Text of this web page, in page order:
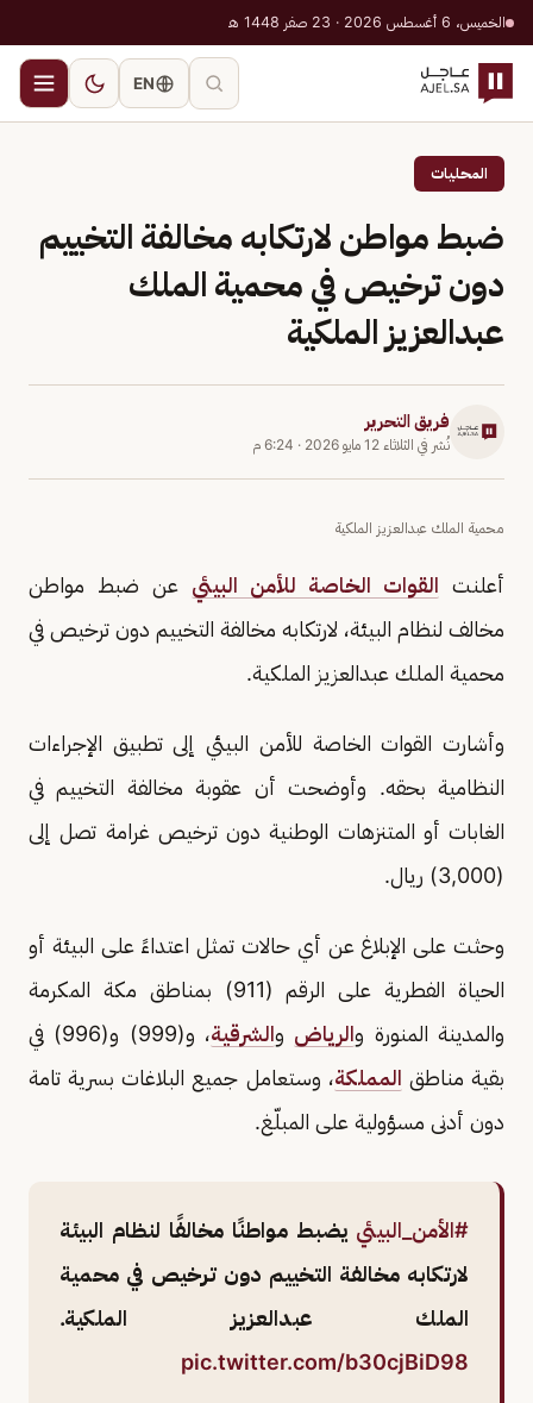
الخميس، 6 أغسطس 2026 · 23 صفر 1448 هـ
EN
المحليات
ضبط مواطن لارتكابه مخالفة التخييم
دون ترخيص في محمية الملك
عبدالعزيز الملكية
فريق التحرير
نُشر في الثلاثاء 12 مايو 2026 · 6:24 م
محمية الملك عبدالعزيز الملكية
أعلنت القوات الخاصة للأمن البيئي عن ضبط مواطن
مخالف لنظام البيئة، لارتكابه مخالفة التخييم دون ترخيص في
محمية الملك عبدالعزيز الملكية.
وأشارت القوات الخاصة للأمن البيئي إلى تطبيق الإجراءات
النظامية بحقه. وأوضحت أن عقوبة مخالفة التخييم في
الغابات أو المتنزهات الوطنية دون ترخيص غرامة تصل إلى
(3,000) ريال.
وحثت على الإبلاغ عن أي حالات تمثل اعتداءً على البيئة أو
الحياة الفطرية على الرقم (911) بمناطق مكة المكرمة
والمدينة المنورة والرياض والشرقية
، و(999) و(996) في
بقية مناطق المملكة، وستعامل جميع البلاغات بسرية تامة
دون أدنى مسؤولية على المبلّغ.
#الأمن_البيئي يضبط مواطنًا مخالفًا لنظام البيئة
لارتكابه مخالفة التخييم دون ترخيص في محمية
الملك عبدالعزيز الملكية.
pic.twitter.com/b30cjBiD98